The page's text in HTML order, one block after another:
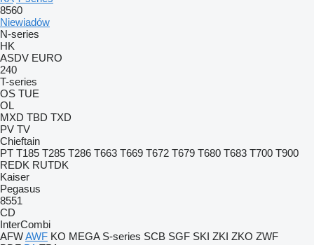
8560
Niewiadów
N-series
HK
ASDV EURO
240
T-series
OS TUE
OL
MXD TBD TXD
PV TV
Chieftain
PT T185 T285 T286 T663 T669 T672 T679 T680 T683 T700 T900
REDK RUTDK
Kaiser
Pegasus
8551
CD
InterCombi
AFWAWF KO MEGA S-series SCB SGF SKI ZKI ZKO ZWF